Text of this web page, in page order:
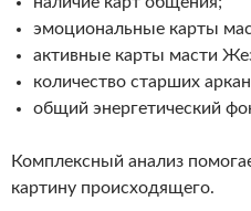
эмоциональные карты
активные карты масти
количество старших
общий энергетический
Комплексный анализ
картину происходящего.